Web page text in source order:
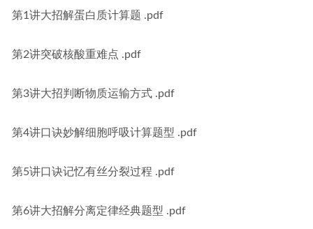
第1讲大招解蛋白质计算题 .pdf
第2讲突破核酸重难点 .pdf
第3讲大招判断物质运输方式 .pdf
第4讲口诀妙解细胞呼吸计算题型 .pdf
第5讲口诀记忆有丝分裂过程 .pdf
第6讲大招解分离定律经典题型 .pdf